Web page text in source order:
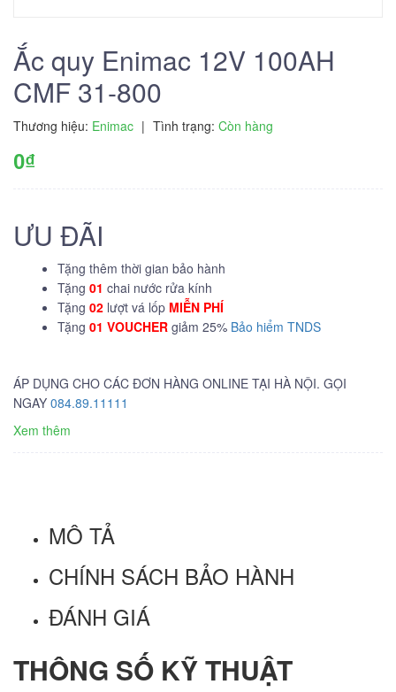
Ắc quy Enimac 12V 100AH
CMF 31-800
Thương hiệu: Enimac | Tình trạng: Còn hàng
0₫
ƯU ĐÃI
Tặng thêm thời gian bảo hành
Tặng 01 chai nước rửa kính
Tặng 02 lượt vá lốp MIỄN PHÍ
Tặng 01 VOUCHER giảm 25% Bảo hiểm TNDS
ÁP DỤNG CHO CÁC ĐƠN HÀNG ONLINE TẠI HÀ NỘI. GỌI
NGAY 084.89.11111
Xem thêm
MÔ TẢ
CHÍNH SÁCH BẢO HÀNH
ĐÁNH GIÁ
THÔNG SỐ KỸ THUẬT